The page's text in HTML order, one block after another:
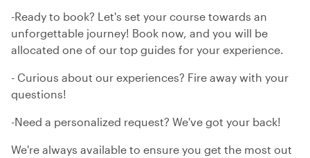
-Ready to book? Let's set your course towards an
unforgettable journey! Book now, and you will be
allocated one of our top guides for your experience.
- Curious about our experiences? Fire away with your
questions!
-Need a personalized request? We've got your back!
We're always available to ensure you get the most out